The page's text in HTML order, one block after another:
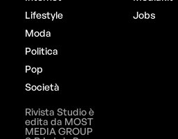
Lifestyle
Moda
Politica
Pop
Società
Jobs
Rivista Studio è
edita da MOST
MEDIA GROUP